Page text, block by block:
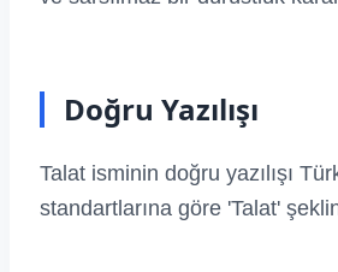
Doğru Yazılışı
Talat isminin doğru yazılışı
standartlarına göre 'Talat'